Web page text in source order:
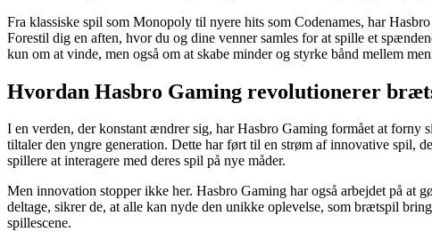
Fra klassiske spil som Monopoly til nyere hits som Codenames, har
Forestil dig en aften, hvor du og dine venner samles for at spille et
kun om at vinde, men også om at skabe minder og styrke bånd mellem
Hvordan Hasbro Gaming revolutionerer
I en verden, der konstant ændrer sig, har Hasbro Gaming formået at forny
tiltaler den yngre generation. Dette har ført til en strøm af innovative spil,
spillere at interagere med deres spil på nye måder.
Men innovation stopper ikke her. Hasbro Gaming har også arbejdet på at
deltage, sikrer de, at alle kan nyde den unikke oplevelse, som brætspil
spillescene.